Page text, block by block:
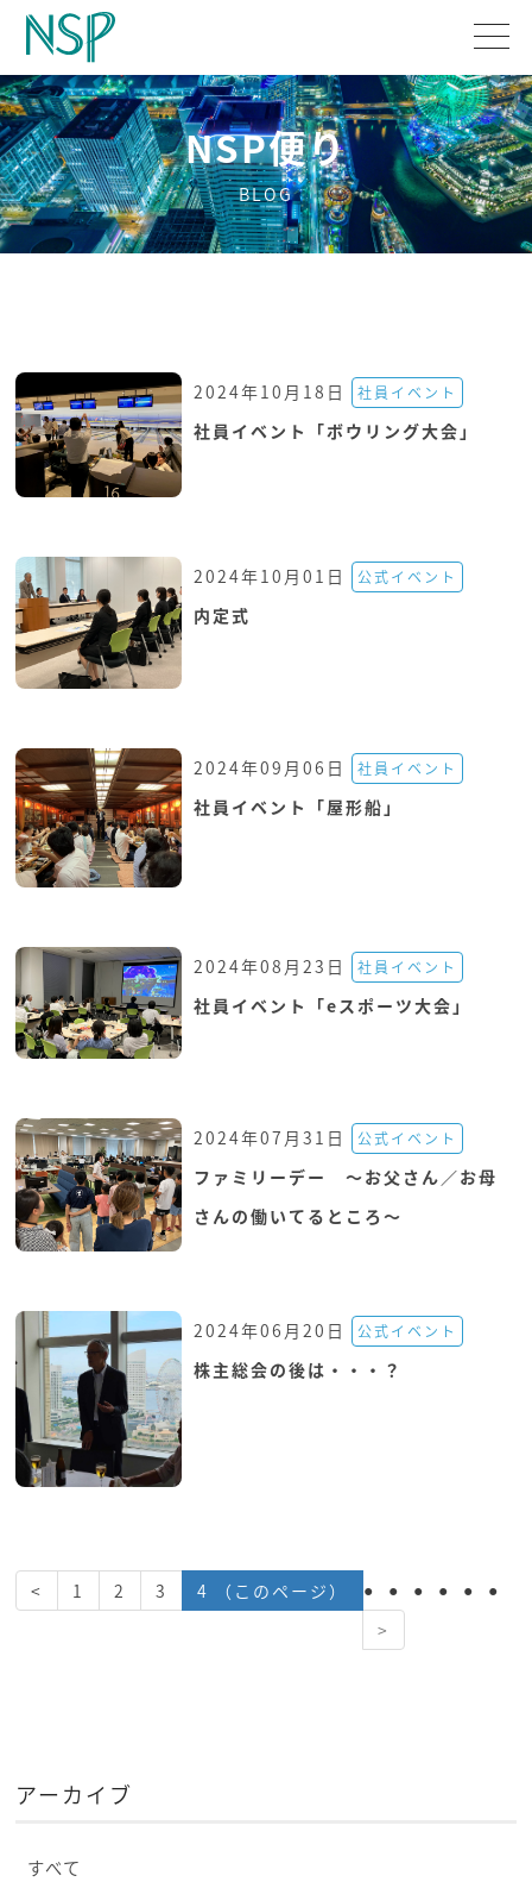
NSP便り
BLOG
2024年10月18日 社員イベント
社員イベント「ボウリング大会」
2024年10月01日 公式イベント
内定式
2024年09月06日 社員イベント
社員イベント「屋形船」
2024年08月23日 社員イベント
社員イベント「eスポーツ大会」
2024年07月31日 公式イベント
ファミリーデー ～お父さん／お母
さんの働いてるところ～
2024年06月20日 公式イベント
株主総会の後は・・・？
< 1 2 3 4
（このページ）
>
アーカイブ
すべて